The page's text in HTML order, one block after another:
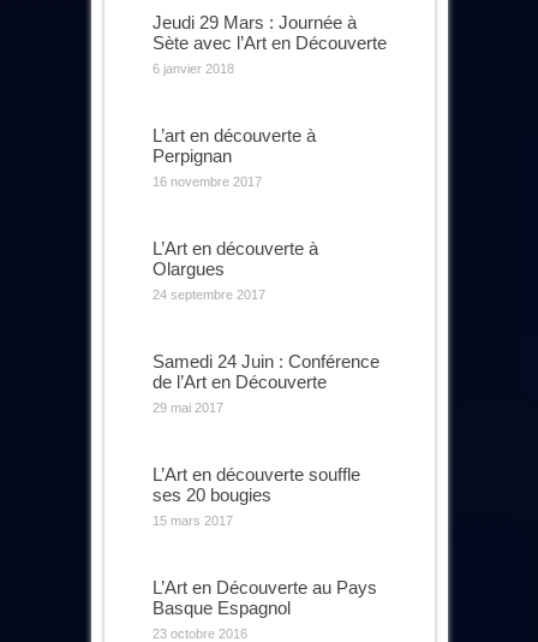
Jeudi 29 Mars : Journée à
Sète avec l’Art en Découverte
6 janvier 2018
L’art en découverte à
Perpignan
16 novembre 2017
L’Art en découverte à
Olargues
24 septembre 2017
Samedi 24 Juin : Conférence
de l’Art en Découverte
29 mai 2017
L’Art en découverte souffle
ses 20 bougies
15 mars 2017
L’Art en Découverte au Pays
Basque Espagnol
23 octobre 2016